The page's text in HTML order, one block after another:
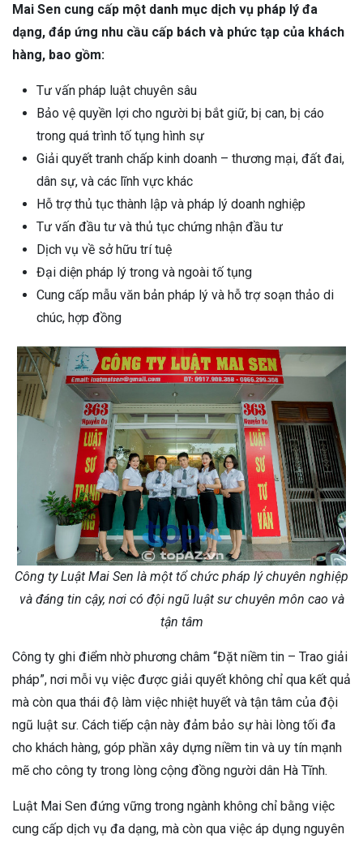
Mai Sen cung cấp một danh mục dịch vụ pháp lý đa
dạng, đáp ứng nhu cầu cấp bách và phức tạp của khách
hàng, bao gồm:
Tư vấn pháp luật chuyên sâu
Bảo vệ quyền lợi cho người bị bắt giữ, bị can, bị cáo
trong quá trình tố tụng hình sự
Giải quyết tranh chấp kinh doanh – thương mại, đất đai,
dân sự, và các lĩnh vực khác
Hỗ trợ thủ tục thành lập và pháp lý doanh nghiệp
Tư vấn đầu tư và thủ tục chứng nhận đầu tư
Dịch vụ về sở hữu trí tuệ
Đại diện pháp lý trong và ngoài tố tụng
Cung cấp mẫu văn bản pháp lý và hỗ trợ soạn thảo di
chúc, hợp đồng
Công ty Luật Mai Sen là một tổ chức pháp lý chuyên nghiệp
và đáng tin cậy, nơi có đội ngũ luật sư chuyên môn cao và
tận tâm
Công ty ghi điểm nhờ phương châm “Đặt niềm tin – Trao giải
pháp”, nơi mỗi vụ việc được giải quyết không chỉ qua kết quả
mà còn qua thái độ làm việc nhiệt huyết và tận tâm của đội
ngũ luật sư. Cách tiếp cận này đảm bảo sự hài lòng tối đa
cho khách hàng, góp phần xây dựng niềm tin và uy tín mạnh
mẽ cho công ty trong lòng cộng đồng người dân Hà Tĩnh.
Luật Mai Sen đứng vững trong ngành không chỉ bằng việc
cung cấp dịch vụ đa dạng, mà còn qua việc áp dụng nguyên